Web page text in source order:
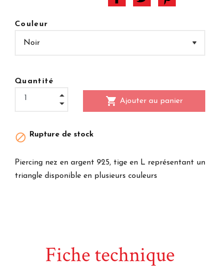
Couleur
Quantité
shopping_cart Ajouter au panier
 Rupture de stock
Piercing nez en argent 925, tige en L représentant un
triangle disponible en plusieurs couleurs
Fiche technique